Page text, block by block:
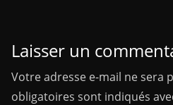
Laisser un
Votre adresse e-mail ne sera
obligatoires sont indiqués